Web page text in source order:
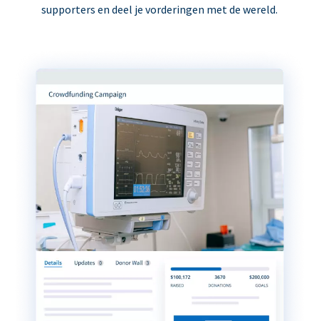
supporters en deel je vorderingen met de wereld.